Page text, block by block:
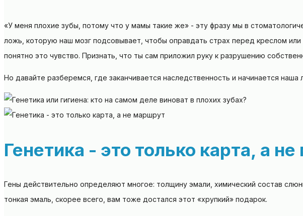
«У меня плохие зубы, потому что у мамы такие же» - эту фразу мы в
ложь, которую наш мозг подсовывает, чтобы оправдать страх перед креслом
понятно это чувство. Признать, что ты сам приложил руку к разрушению
Но давайте разберемся, где заканчивается наследственность и начинается наша
Генетика - это только карта, а
Гены действительно определяют многое: толщину эмали, химический состав
тонкая эмаль, скорее всего, вам тоже достался этот «хрупкий» подарок.